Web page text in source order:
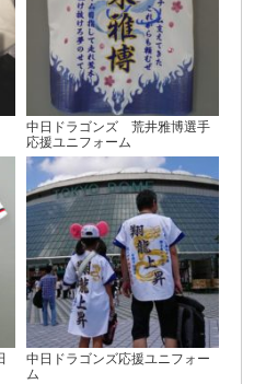
中日ドラゴンズ 荒井雅博選手
応援ユニフォーム
中日ドラゴンズ応援ユニフォー
ム